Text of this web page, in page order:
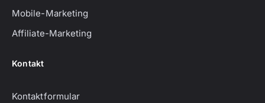
Mobile-Marketing
Affiliate-Marketing
Kontakt
Kontaktformular